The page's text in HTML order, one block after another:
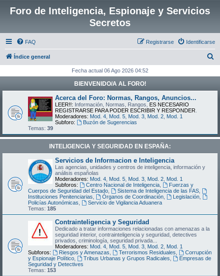
Foro de Inteligencia, Espionaje y Servicios
Secretos
FAQ Identificarse
Registrarse
Índice general
c
Fecha actual 06 Ago 2026 04:52
BIENVENIDO/A AL FORO!
Acerca del Foro: Normas, Rangos, Anuncios...
LEER!!: Información, Normas, Rangos, ES NECESARIO
REGISTRARSE PARA PODER ESCRIBIR Y RESPONDER
Moderadores: Mod. 4 Mod. 5 Mod. 3 Mod. 2 Mod. 1
Subforo:
Buzón de Sugerencias
Temas: 39
INTELIGENCIA Y SEGURIDAD EN ESPAÑA:
Servicios de Informacion e Inteligencia
Las agencias, unidades y centros de inteligencia, información y
análisis españolas
Moderadores: Mod. 4 Mod. 5 Mod. 3 Mod. 2 Mod. 1
Subforos:
Centro Nacional de Inteligencia,
Fuerzas y
Cuerpos de Seguridad del Estado
Sistema de Inteligencia de las FAS,
Instituciones Penitenciarias
Órganos de Coordinación, Legislación,
Policías Autonómicas
Servicio de Vigilancia Aduanera
Temas: 185
Contrainteligencia y Seguridad
Dedicado a tratar informaciones relacionadas con amenazas a la
seguridad interior, contrainteligencia y seguridad, detectives
privados, criminología, seguridad privada...
Moderadores: Mod. 4 Mod. 5 Mod. 3 Mod. 2 Mod. 1
Subforos:
Riesgos y Amenazas Terrorismos Residuales
Corrupción
y Espionaje Político
Tribus Urbanas y Grupos Radicales
Empresas de
Seguridad y Detectives
Temas: 153